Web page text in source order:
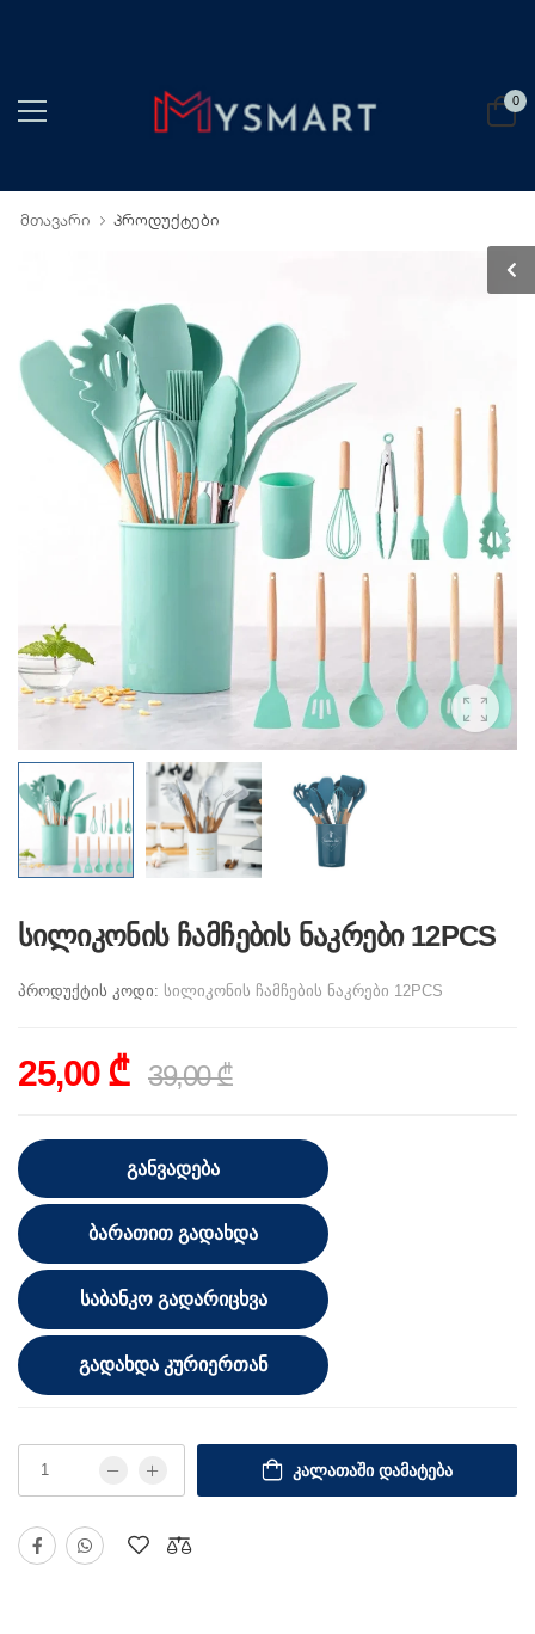
0
მთავარი პროდუქტები
სილიკონის ჩამჩების ნაკრები 12PCS
პროდუქტის კოდი: სილიკონის ჩამჩების ნაკრები 12PCS
25,00 ₾ 39,00 ₾
ᲒᲐᲜᲕᲐᲓᲔᲑᲐ
ᲑᲐᲠᲐᲗᲘᲗ ᲒᲐᲓᲐᲮᲓᲐ
ᲡᲐᲑᲐᲜᲙᲝ ᲒᲐᲓᲐᲠᲘᲪᲮᲕᲐ
ᲒᲐᲓᲐᲮᲓᲐ ᲙᲣᲠᲘᲔᲠᲗᲐᲜ
ᲙᲐᲚᲐᲗᲐᲨᲘ ᲓᲐᲛᲐᲢᲔᲑᲐ